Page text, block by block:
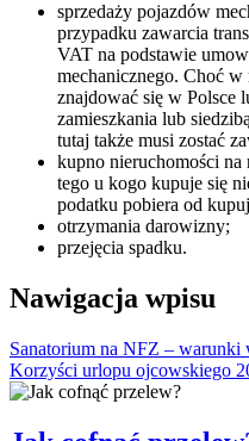
sprzedaży pojazdów
przypadku zawarcia
VAT na podstawie
mechanicznego. Choć
znajdować się w Polsce
zamieszkania lub
tutaj także musi zostać
kupno nieruchomości
tego u kogo kupuje się
podatku pobiera od
otrzymania darowizny;
przejęcia spadku.
Nawigacja wpisu
Sanatorium na NFZ – warunki
Korzyści urlopu ojcowskiego